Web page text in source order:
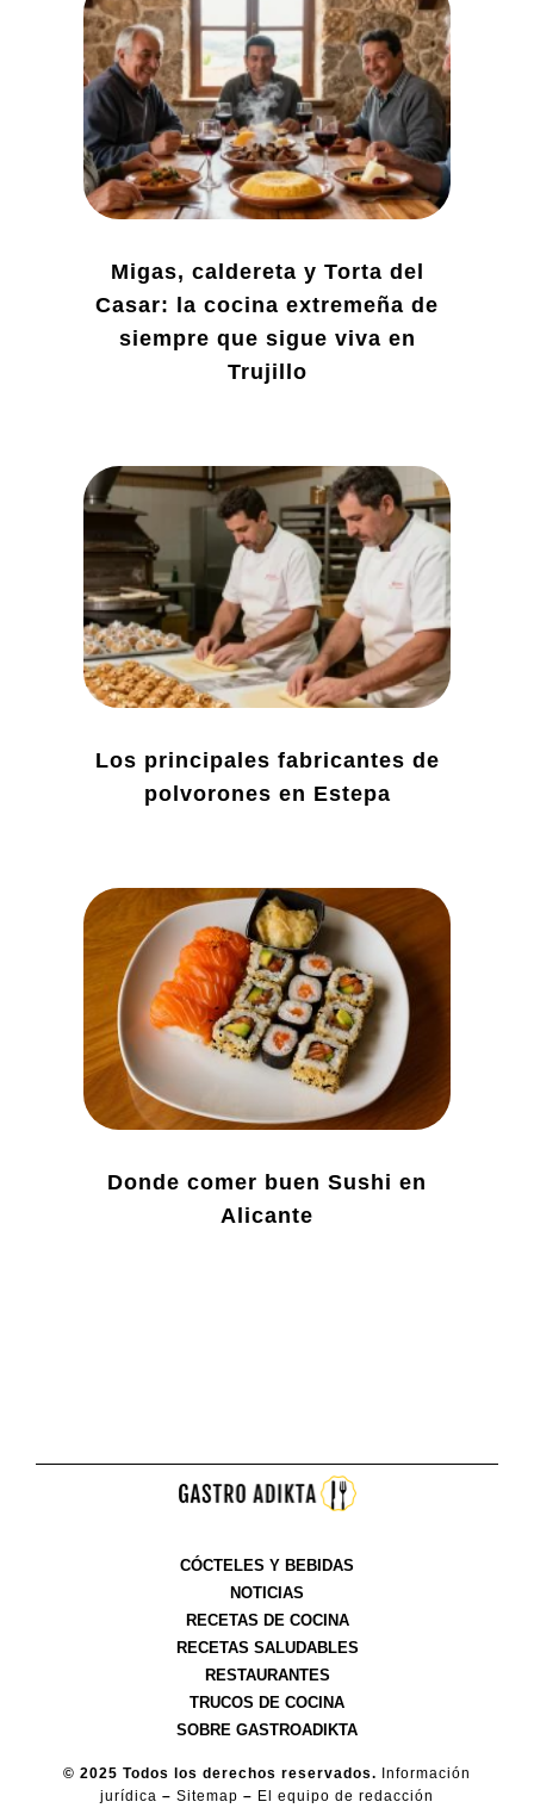
Migas, caldereta y Torta del
Casar: la cocina extremeña de
siempre que sigue viva en
Trujillo
Los principales fabricantes de
polvorones en Estepa
Donde comer buen Sushi en
Alicante
CÓCTELES Y BEBIDAS
NOTICIAS
RECETAS DE COCINA
RECETAS SALUDABLES
RESTAURANTES
TRUCOS DE COCINA
SOBRE GASTROADIKTA
© 2025 Todos los derechos reservados. Información
jurídica – Sitemap – El equipo de redacción